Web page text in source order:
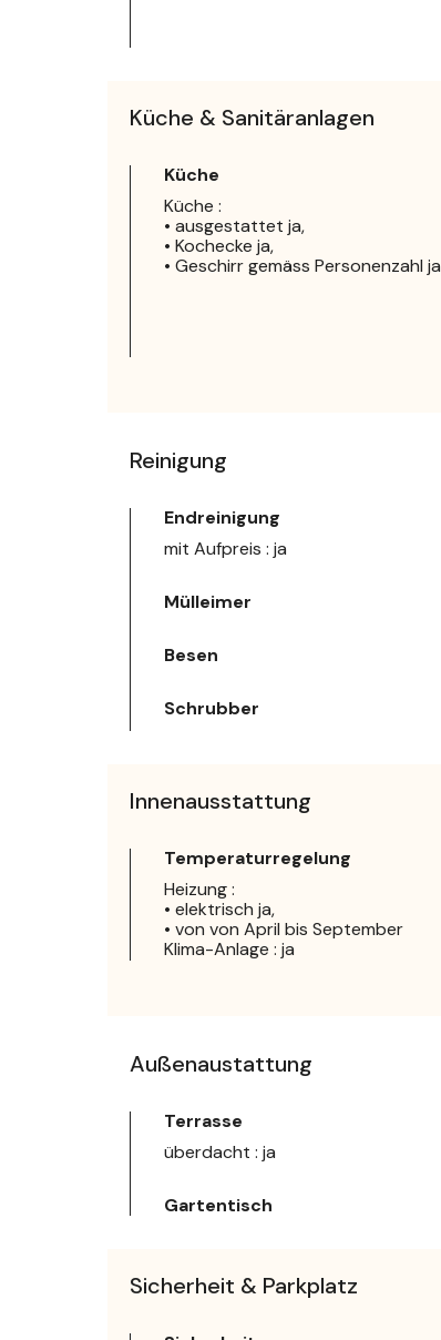
Küche & Sanitäranlagen
Küche
Küche :
• ausgestattet ja,
• Kochecke ja,
• Geschirr gemäss Personenzahl ja
Reinigung
Endreinigung
mit Aufpreis : ja
Mülleimer
Besen
Schrubber
Innenausstattung
Temperaturregelung
Heizung :
• elektrisch ja,
• von von April bis September
Klima-Anlage : ja
Außenaustattung
Terrasse
überdacht : ja
Gartentisch
Sicherheit & Parkplatz